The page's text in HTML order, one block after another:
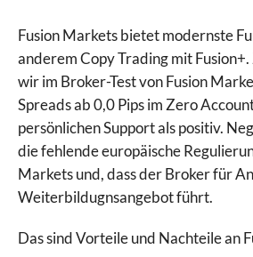
Fusion Markets bietet modernste
anderem Copy Trading mit
wir im Broker-Test von Fusion
Spreads ab 0,0 Pips im Zero
persönlichen Support als positiv.
die fehlende europäische
Markets und, dass der Broker für
Weiterbildugnsangebot führt.
Das sind Vorteile und Nachteile an